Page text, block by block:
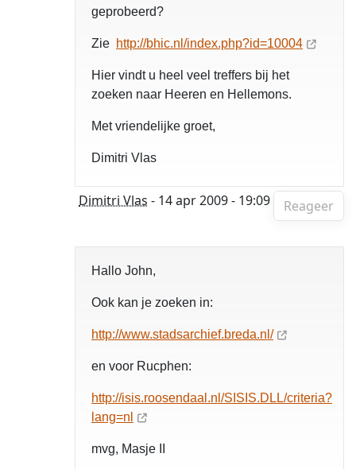
geprobeerd?
Zie http://bhic.nl/index.php?id=10004
Hier vindt u heel veel treffers bij het
zoeken naar Heeren en Hellemons.
Met vriendelijke groet,
Dimitri Vlas
Reageer
Dimitri Vlas - 14 apr 2009 - 19:09
Hallo John,
Ook kan je zoeken in:
http://www.stadsarchief.breda.nl/
en voor Rucphen:
http://isis.roosendaal.nl/SISIS.DLL/criteria?
lang=nl
mvg, Masje II